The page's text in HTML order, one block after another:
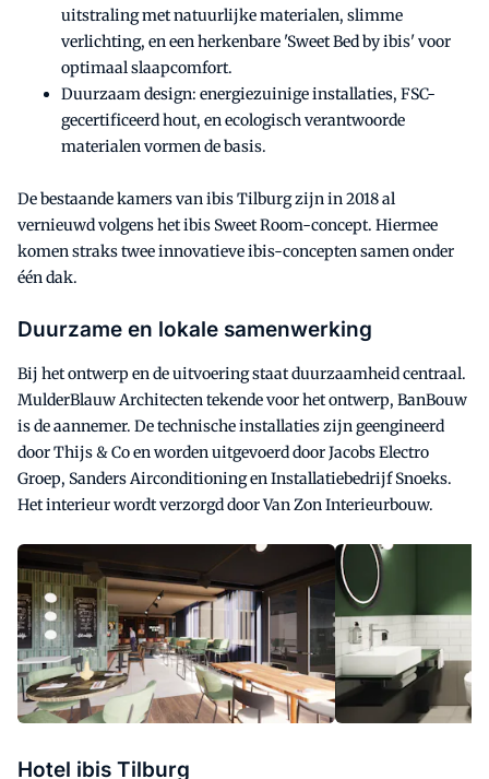
uitstraling met natuurlijke materialen, slimme
verlichting, en een herkenbare 'Sweet Bed by ibis' voor
optimaal slaapcomfort.
Duurzaam design: energiezuinige installaties, FSC-
gecertificeerd hout, en ecologisch verantwoorde
materialen vormen de basis.
De bestaande kamers van ibis Tilburg zijn in 2018 al
vernieuwd volgens het ibis Sweet Room-concept. Hiermee
komen straks twee innovatieve ibis-concepten samen onder
één dak.
Duurzame en lokale samenwerking
Bij het ontwerp en de uitvoering staat duurzaamheid centraal.
MulderBlauw Architecten tekende voor het ontwerp, BanBouw
is de aannemer. De technische installaties zijn geengineerd
door Thijs & Co en worden uitgevoerd door Jacobs Electro
Groep, Sanders Airconditioning en Installatiebedrijf Snoeks.
Het interieur wordt verzorgd door Van Zon Interieurbouw.
Hotel ibis Tilburg